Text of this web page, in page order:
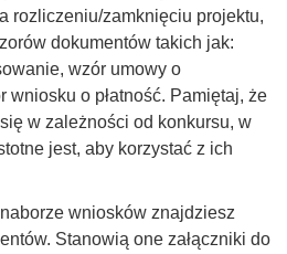
rozliczeniu/zamknięciu projektu,
dokumentów takich jak:
wzór umowy o
wniosku o płatność. Pamiętaj, że
w zależności od konkursu, w
jest, aby korzystać z ich
wniosków znajdziesz
Stanowią one załączniki do